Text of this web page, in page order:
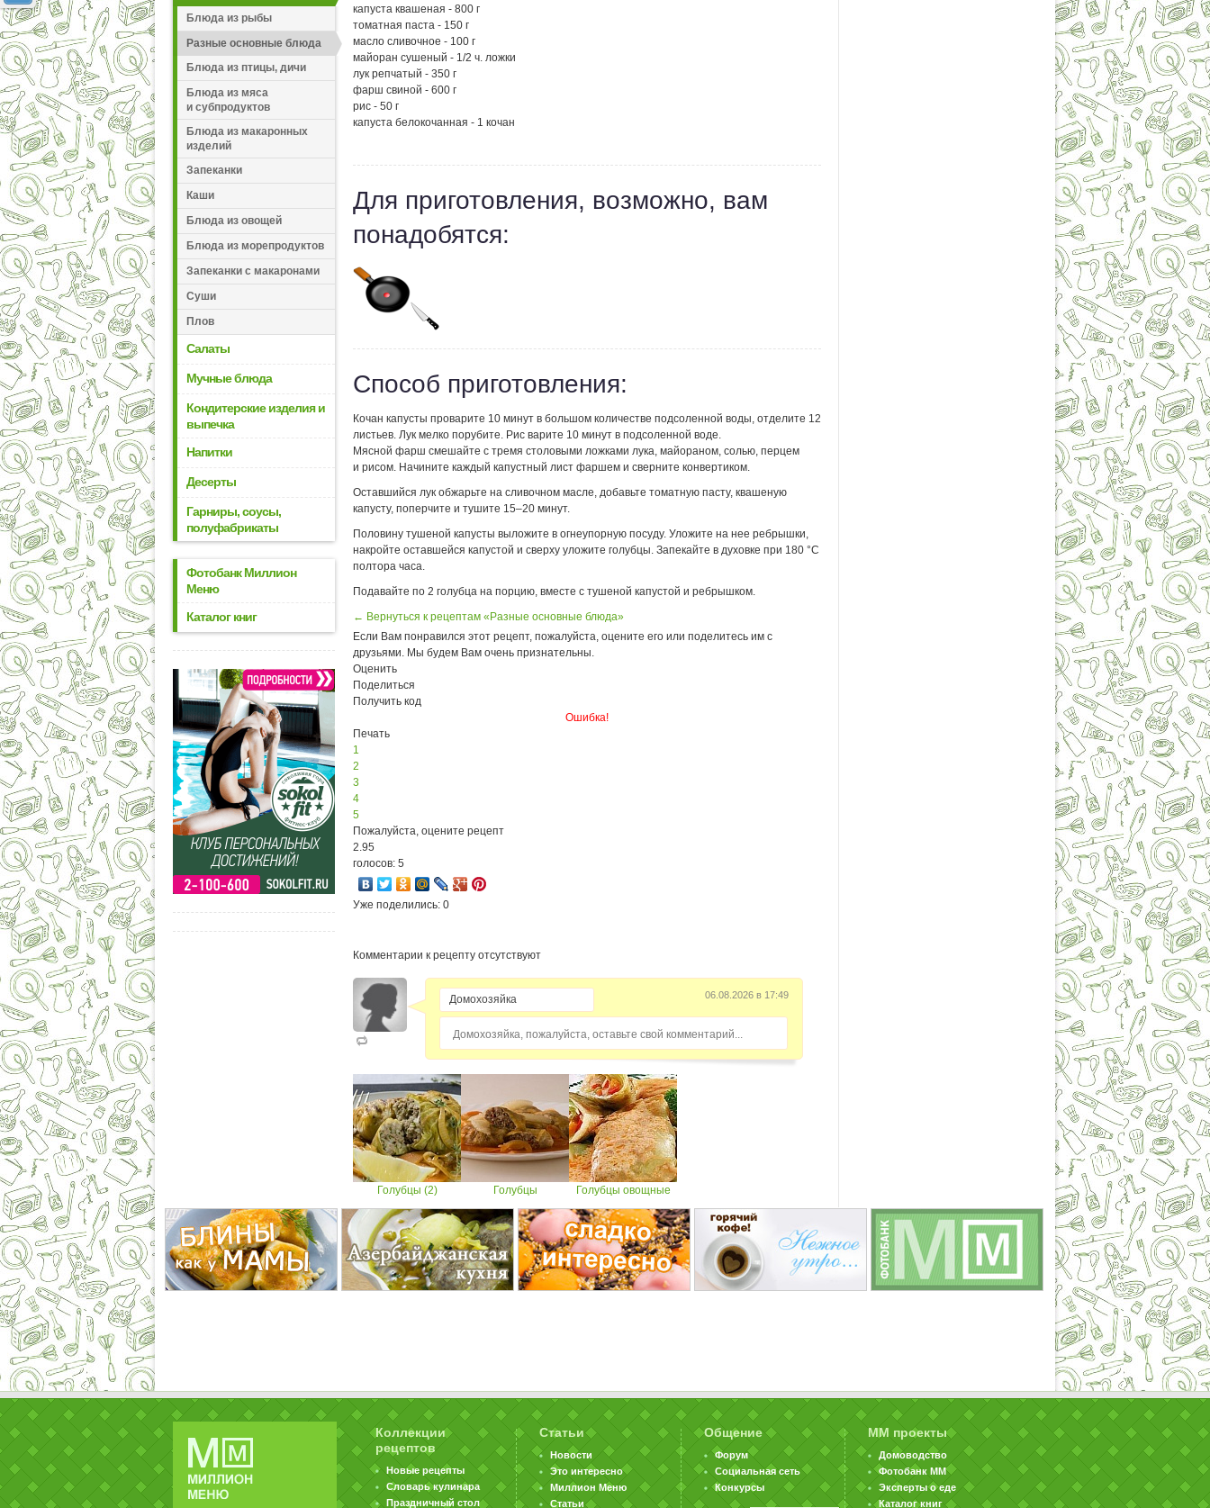
Блюда из рыбы
Разные основные блюда
Блюда из птицы, дичи
Блюда из мяса
и субпродуктов
Блюда из макаронных
изделий
Запеканки
Каши
Блюда из овощей
Блюда из морепродуктов
Запеканки с макаронами
Суши
Плов
Салаты
Мучные блюда
Кондитерские изделия и
выпечка
Напитки
Десерты
Гарниры, соусы,
полуфабрикаты
Фотобанк Миллион
Меню
Каталог книг
капуста квашеная - 800 г
томатная паста - 150 г
масло сливочное - 100 г
майоран сушеный - 1/2 ч. ложки
лук репчатый - 350 г
фарш свиной - 600 г
рис - 50 г
капуста белокочанная - 1 кочан
Для приготовления, возможно, вам
понадобятся:
Способ приготовления:
Кочан капусты проварите 10 минут в большом количестве подсоленной воды, отделите 12
листьев. Лук мелко порубите. Рис варите 10 минут в подсоленной воде.
Мясной фарш смешайте с тремя столовыми ложками лука, майораном, солью, перцем
и рисом. Начините каждый капустный лист фаршем и сверните конвертиком.
Оставшийся лук обжарьте на сливочном масле, добавьте томатную пасту, квашеную
капусту, поперчите и тушите 15–20 минут.
Половину тушеной капусты выложите в огнеупорную посуду. Уложите на нее ребрышки,
накройте оставшейся капустой и сверху уложите голубцы. Запекайте в духовке при 180 °С
полтора часа.
Подавайте по 2 голубца на порцию, вместе с тушеной капустой и ребрышком.
← Вернуться к рецептам «Разные основные блюда»
Если Вам понравился этот рецепт, пожалуйста, оцените его или поделитесь им с
друзьями. Мы будем Вам очень признательны.
Оценить
Поделиться
Получить код
Ошибка!
Печать
1
2
3
4
5
Пожалуйста, оцените рецепт
2.95
голосов: 5
Уже поделились: 0
Комментарии к рецепту отсутствуют
06.08.2026 в 17:49
Домохозяйка, пожалуйста, оставьте свой комментарий...
Голубцы (2) Голубцы Голубцы овощные
Коллекции
рецептов
Новые рецепты
Словарь кулинара
Праздничный стол
Статьи
Новости
Это интересно
Миллион Меню
Статьи
Общение
Форум
Социальная сеть
Конкурсы
ММ проекты
Домоводство
Фотобанк ММ
Эксперты о еде
Каталог книг